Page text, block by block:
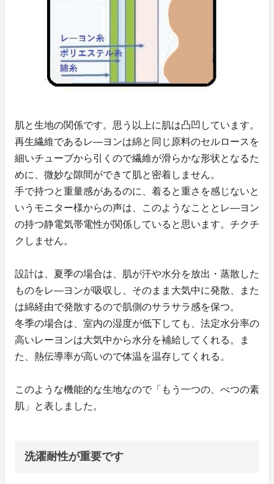
肌と生地の関係です。思う以上に肌は凸凹しています。
再生繊維であるレ―ヨンは綿と同じ原料のセルロースを
細いチューブから引くので繊維が滑らかな形状となるた
めに、微妙な隙間ができて肌と密着しません。
手で持つと重量感があるのに、着ると重さを感じないと
いうモニター様からの声は、このようなこととレ―ヨン
の持つ静電気帯電性が関係していると思います。チクチ
クしません。
設計は、夏季の場合は、肌が汗や水分を放出・蒸散した
ものをレ―ヨンが吸収し、そのまま大気中に発散、また
は綿経由で発散するので肌側のサラサラ感を保つ。
冬季の場合は、室内の湿度が低下しても、法定水分率の
高いレーヨンは大気中から水分を補給してくれる。ま
た、熱伝導率が高いので体温を温存してくれる。
このような機能的な生地なので「もう一つの、べつの素
肌」と表しました。
洗濯耐性が重要です